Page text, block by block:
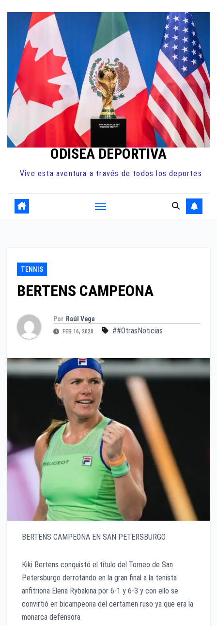
contenido
ODISEA DEPORTIVA
Vive esta aventura a través de todos los deportes
TENNIS
BERTENS CAMPEONA
Por Raúl Vega
FEB 16, 2020 ##OtrasNoticias
BERTENS CAMPEONA EN SAN PETERSBURGO
Kiki Bertens conquistó el título del Torneo de San
Petersburgo derrotando en la gran final a la tenista
anfitriona Elena Rybakina por 6-1 y 6-3 y con ello se
convirtió en bicampeona del certamen ruso ya que era la
monarca defensora.